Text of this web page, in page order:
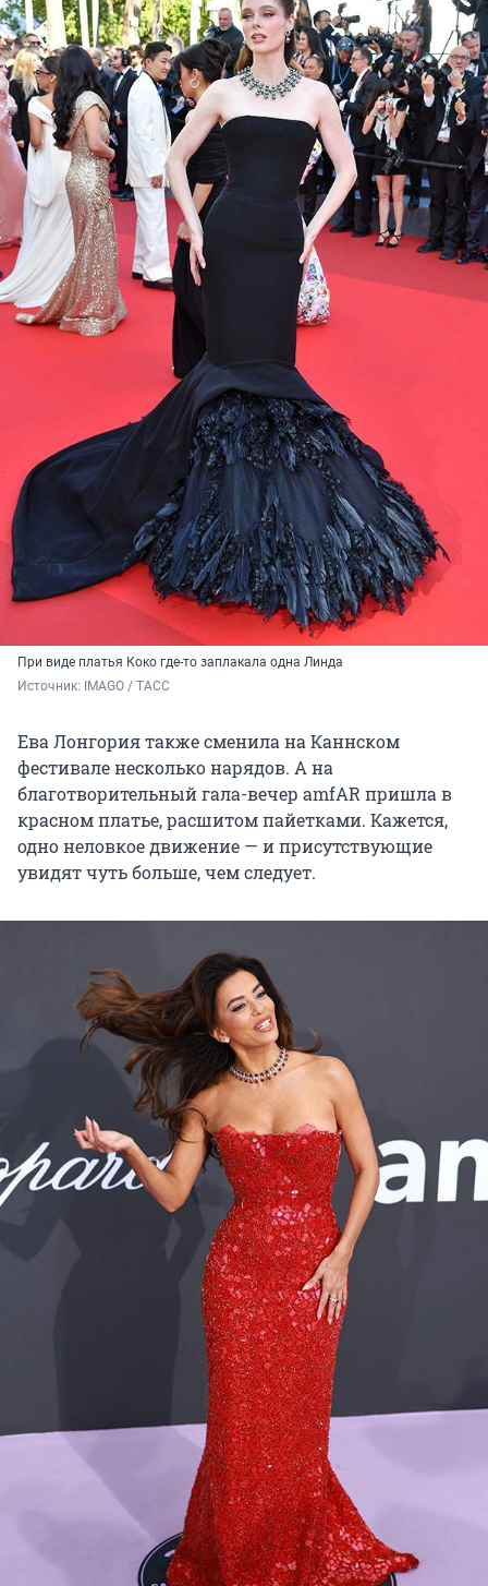
При виде платья Коко где-то заплакала одна Линда
Источник: IMAGO / ТАСС
Ева Лонгория также сменила на Каннском
фестивале несколько нарядов. А на
благотворительный гала-вечер amfAR пришла в
красном платье, расшитом пайетками. Кажется,
одно неловкое движение — и присутствующие
увидят чуть больше, чем следует.